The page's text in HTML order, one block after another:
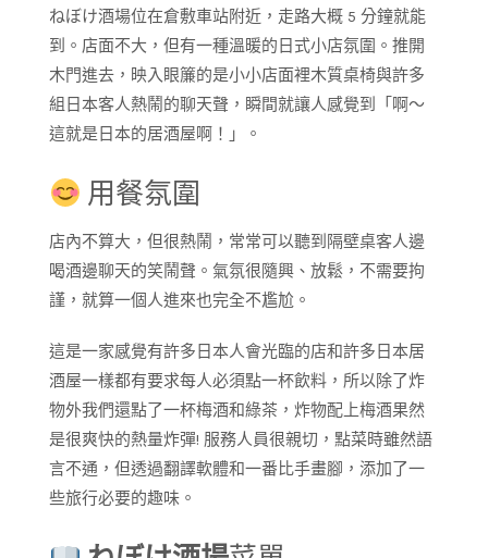
ねぼけ酒場位在倉敷車站附近，走路大概 5 分鐘就能
到。店面不大，但有一種溫暖的日式小店氛圍。推開
木門進去，映入眼簾的是小小店面裡木質桌椅與許多
組日本客人熱鬧的聊天聲，瞬間就讓人感覺到「啊～
這就是日本的居酒屋啊！」。
用餐氛圍
店內不算大，但很熱鬧，常常可以聽到隔壁桌客人邊
喝酒邊聊天的笑鬧聲。氣氛很隨興、放鬆，不需要拘
謹，就算一個人進來也完全不尷尬。
這是一家感覺有許多日本人會光臨的店和許多日本居
酒屋一樣都有要求每人必須點一杯飲料，所以除了炸
物外我們還點了一杯梅酒和綠茶，炸物配上梅酒果然
是很爽快的熱量炸彈! 服務人員很親切，點菜時雖然語
言不通，但透過翻譯軟體和一番比手畫腳，添加了一
些旅行必要的趣味。